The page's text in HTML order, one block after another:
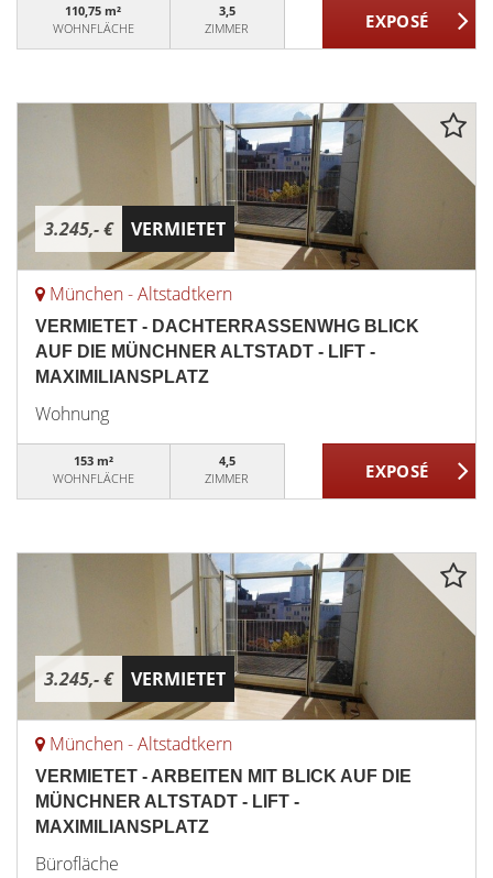
110,75 m²
WOHNFLÄCHE
3,5
ZIMMER
3.245,- € VERMIETET
München - Altstadtkern
VERMIETET - DACHTERRASSENWHG BLICK
AUF DIE MÜNCHNER ALTSTADT - LIFT -
MAXIMILIANSPLATZ
Wohnung
153 m²
WOHNFLÄCHE
4,5
ZIMMER
3.245,- € VERMIETET
München - Altstadtkern
VERMIETET - ARBEITEN MIT BLICK AUF DIE
MÜNCHNER ALTSTADT - LIFT -
MAXIMILIANSPLATZ
Bürofläche